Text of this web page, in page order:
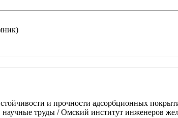
и прочности адсорбционных
научные труды / Омский институт инженеров